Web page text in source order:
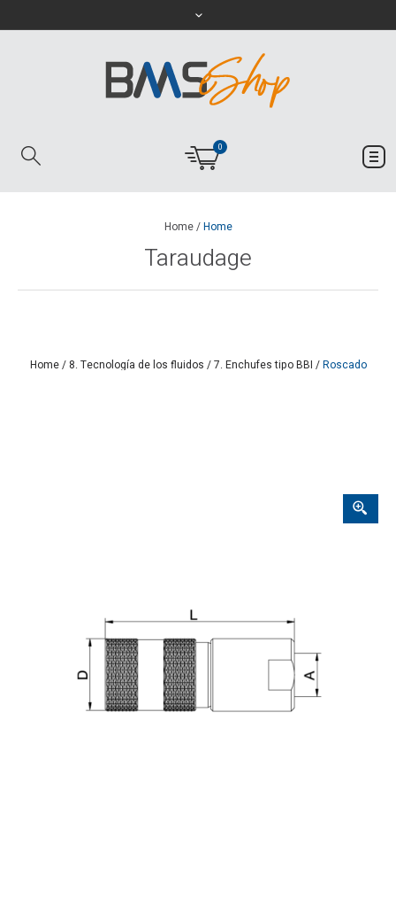
0
Home/Home
Taraudage
Home/8. Tecnología de los fluidos /7. Enchufes tipo BBI /Roscado